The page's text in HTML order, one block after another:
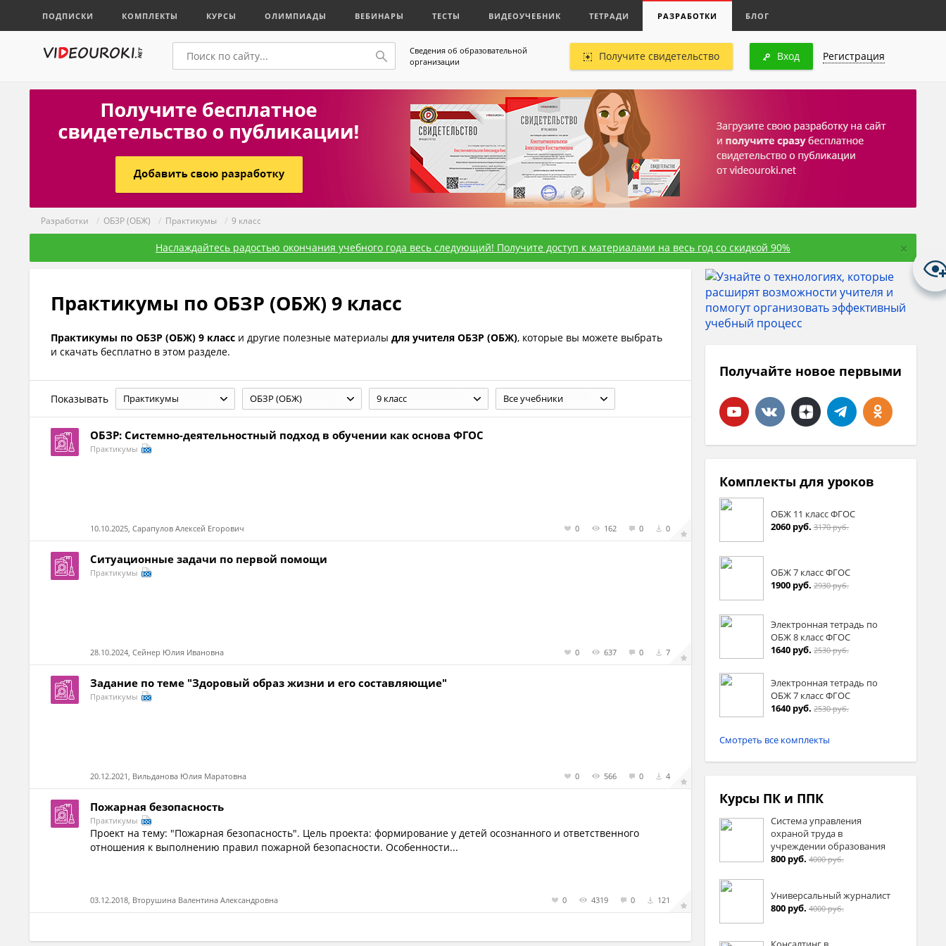
ПОДПИСКИ КОМПЛЕКТЫ КУРСЫ ОЛИМПИАДЫ ВЕБИНАРЫ ТЕСТЫ ВИДЕОУЧЕБНИК ТЕТРАДИ РАЗРАБОТКИ БЛОГ
Сведения об образовательной
организации
Получите свидетельство Вход Регистрация
Разработки / ОБЗР (ОБЖ) / Практикумы / 9 класс
Наслаждайтесь радостью окончания учебного года весь следующий! Получите доступ к материалами на весь год со скидкой 90% ×
Практикумы по ОБЗР (ОБЖ) 9 класс
Практикумы по ОБЗР (ОБЖ) 9 класс и другие полезные материалы для учителя ОБЗР (ОБЖ), которые вы можете выбрать
и скачать бесплатно в этом разделе.
Показывать Практикумы ОБЗР (ОБЖ) 9 класс Все учебники
ОБЗР: Системно-деятельностный подход в обучении как основа ФГОС
Практикумы
10.10.2025, Сарапулов Алексей Егорович 0 162 0 0
Ситуационные задачи по первой помощи
Практикумы
28.10.2024, Сейнер Юлия Ивановна 0 637 0 7
Задание по теме "Здоровый образ жизни и его составляющие"
Практикумы
20.12.2021, Вильданова Юлия Маратовна 0 566 0 4
Пожарная безопасность
Практикумы
Проект на тему: "Пожарная безопасность". Цель проекта: формирование у детей осознанного и ответственного
отношения к выполнению правил пожарной безопасности. Особенности...
03.12.2018, Вторушина Валентина Александровна 0 4319 0 121
Получайте новое первыми
Комплекты для уроков
ОБЖ 11 класс ФГОС
2060 руб. 3170 руб.
ОБЖ 7 класс ФГОС
1900 руб. 2930 руб.
Электронная тетрадь по
ОБЖ 8 класс ФГОС
1640 руб. 2530 руб.
Электронная тетрадь по
ОБЖ 7 класс ФГОС
1640 руб. 2530 руб.
Смотреть все комплекты
Курсы ПК и ППК
Система управления
охраной труда в
учреждении образования
800 руб. 4000 руб.
Универсальный журналист
800 руб. 4000 руб.